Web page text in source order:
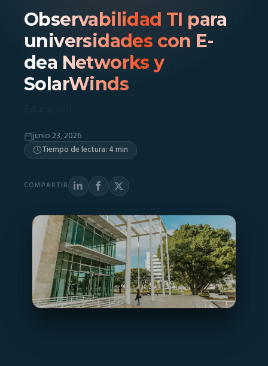
Observabilidad TI para
universidades con E-
dea Networks y
SolarWinds
junio 23, 2026
Tiempo de lectura: 4 min
COMPARTIR